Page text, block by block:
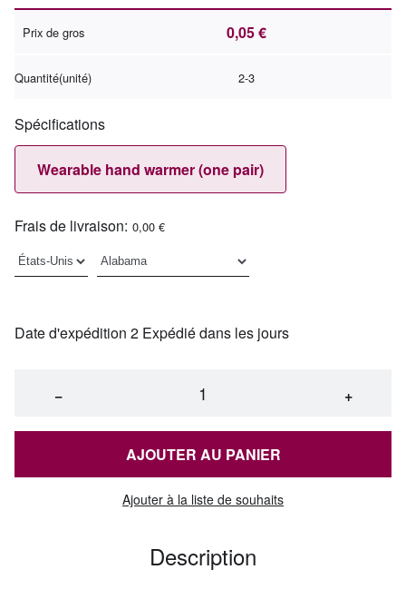
Prix de gros
Quantité(unité)
0,05 €
2-3
Spécifications
Wearable hand warmer (one pair)
Frais de livraison: 0,00 €
Date d'expédition 2 Expédié dans les jours
− +
AJOUTER AU PANIER
Ajouter à la liste de souhaits
Description